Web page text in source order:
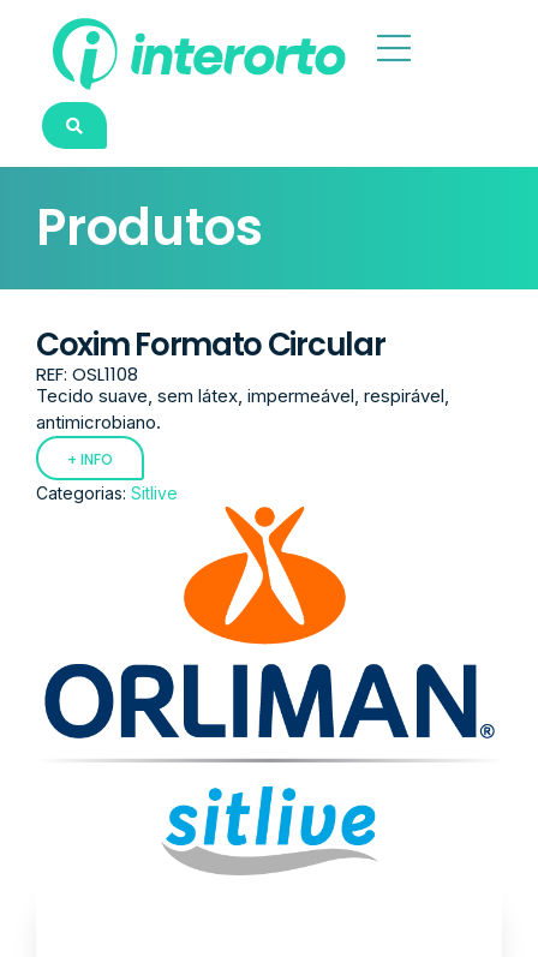
Produtos
Coxim Formato Circular
REF: OSL1108
Tecido suave, sem látex, impermeável, respirável,
antimicrobiano.
+ INFO
Categorias: Sitlive